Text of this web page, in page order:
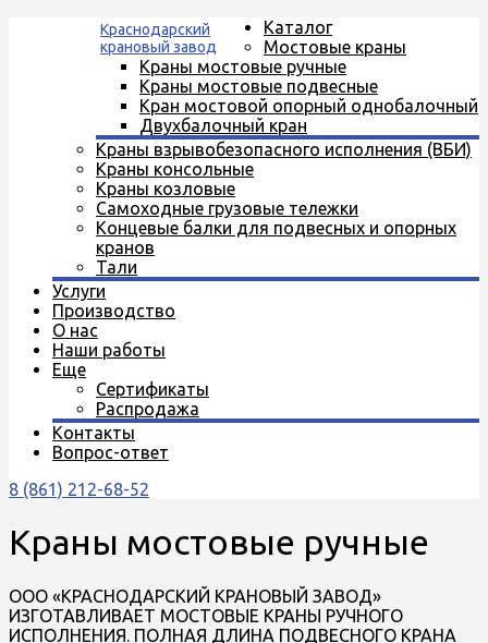
Краснодарский
крановый завод
Каталог
Мостовые краны
Краны мостовые ручные
Краны мостовые подвесные
Кран мостовой опорный однобалочный
Двухбалочный кран
Краны взрывобезопасного исполнения (ВБИ)
Краны консольные
Краны козловые
Самоходные грузовые тележки
Концевые балки для подвесных и опорных
кранов
Тали
Услуги
Производство
О нас
Наши работы
Еще
Сертификаты
Распродажа
Контакты
Вопрос-ответ
8 (861) 212-68-52
Краны мостовые ручные
ООО «КРАСНОДАРСКИЙ КРАНОВЫЙ ЗАВОД»
ИЗГОТАВЛИВАЕТ МОСТОВЫЕ КРАНЫ РУЧНОГО
ИСПОЛНЕНИЯ. ПОЛНАЯ ДЛИНА ПОДВЕСНОГО КРАНА